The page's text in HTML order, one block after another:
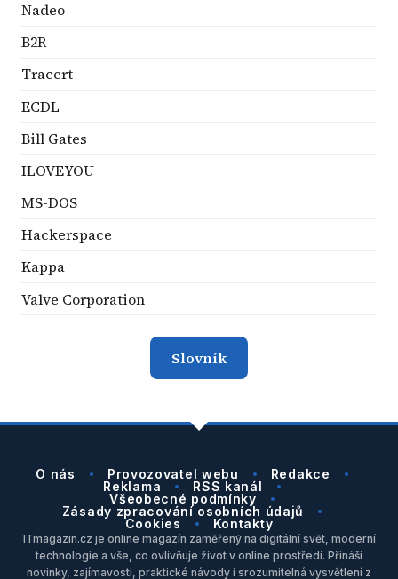
Nadeo
B2R
Tracert
ECDL
Bill Gates
ILOVEYOU
MS-DOS
Hackerspace
Kappa
Valve Corporation
Slovník
O nás Provozovatel webu
Redakce
Reklama
RSS kanál
Všeobecné podmínky
Zásady zpracování osobních údajů
Cookies
Kontakty
ITmagazin.cz je online magazín zaměřený na digitální svět, moderní
technologie a vše, co ovlivňuje život v online prostředí. Přináší
novinky, zajímavosti, praktické návody i srozumitelná vysvětlení z